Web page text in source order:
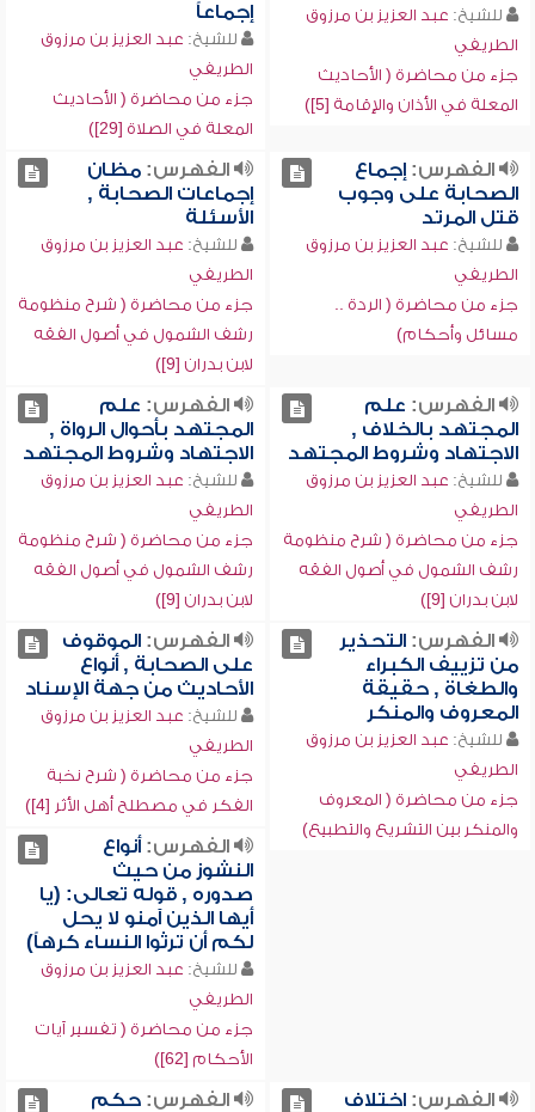
للشيخ: عبد العزيز بن مرزوق
الطريفي
جزء من محاضرة ( الأحاديث
المعلة في الأذان والإقامة [5])
إجماعاً
للشيخ: عبد العزيز بن مرزوق
الطريفي
جزء من محاضرة ( الأحاديث
المعلة في الصلاة [29])
الفهرس:إجماع
الصحابة على وجوب
قتل المرتد
للشيخ: عبد العزيز بن مرزوق
الطريفي
جزء من محاضرة ( الردة ..
مسائل وأحكام)
الفهرس:مظان
إجماعات الصحابة ,
الأسئلة
للشيخ: عبد العزيز بن مرزوق
الطريفي
جزء من محاضرة ( شرح منظومة
رشف الشمول في أصول الفقه
لابن بدران [9])
الفهرس: علم
المجتهد بالخلاف ,
الاجتهاد وشروط المجتهد
للشيخ: عبد العزيز بن مرزوق
الطريفي
جزء من محاضرة ( شرح منظومة
رشف الشمول في أصول الفقه
لابن بدران [9])
الفهرس: علم
المجتهد بأحوال الرواة ,
الاجتهاد وشروط المجتهد
للشيخ: عبد العزيز بن مرزوق
الطريفي
جزء من محاضرة ( شرح منظومة
رشف الشمول في أصول الفقه
لابن بدران [9])
الفهرس:التحذير
من تزييف الكبراء
والطغاة , حقيقة
المعروف والمنكر
للشيخ: عبد العزيز بن مرزوق
الطريفي
جزء من محاضرة ( المعروف
والمنكر بين التشريع والتطبيع)
الفهرس:الموقوف
على الصحابة , أنواع
الأحاديث من جهة الإسناد
للشيخ: عبد العزيز بن مرزوق
الطريفي
جزء من محاضرة ( شرح نخبة
الفكر في مصطلح أهل الأثر [4])
الفهرس:أنواع
النشوز من حيث
صدوره , قوله تعالى: (يا
أيها الذين آمنو لا يحل
لكم أن ترثوا النساء كرهاً)
للشيخ: عبد العزيز بن مرزوق
الطريفي
جزء من محاضرة ( تفسير آيات
الأحكام [62])
الفهرس:اختلاف
الفهرس:حكم